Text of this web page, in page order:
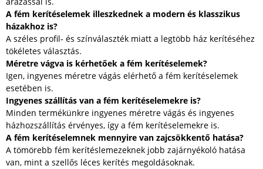
A fém kerítéselemek illeszkednek a modern és klasszikus
házakhoz is?
A széles profil‑ és színválaszték miatt a legtöbb ház kerítéséhez
tökéletes választás.
Méretre vágva is kérhetőek a fém kerítéselemek?
Igen, ingyenes méretre vágás elérhető a fém kerítéselemek
esetében is.
Ingyenes szállítás van a fém kerítéselemekre is?
Minden termékünkre ingyenes méretre vágás és ingyenes
házhozszállítás érvényes, így a fém kerítéselemekre is.
A fém kerítéselemnek mennyire van zajcsökkentő hatása?
A tömörebb fém kerítéslemezeknek jobb zajárnyékoló hatása
van, mint a szellős léces kerítés megoldásoknak.